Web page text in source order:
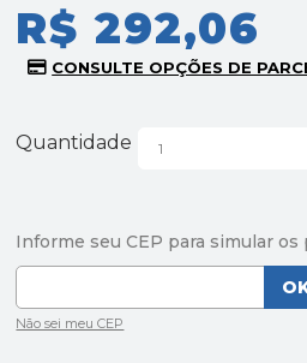
R$ 292,06
Quantidade